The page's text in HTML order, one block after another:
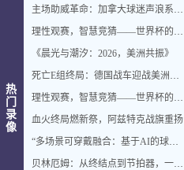
热
门
录
像
主场助威革命：加拿大球迷声浪系统全面升级
理性观赛，智慧竞猜——世界杯的乐趣与平衡之道
《晨光与潮汐：2026，美洲共振》
死亡E组终局：德国战车迎战美洲双雄，出线密码即将揭晓
理性观赛，智慧竞猜——世界杯的乐趣与平衡之道
血火终局燃新祭，阿兹特克战旗重扬
“多场景可穿戴融合：基于AI的球迷体征数据实时整合与智能增强”
贝林厄姆：从终结点到节拍器，一位中场大师的进化论